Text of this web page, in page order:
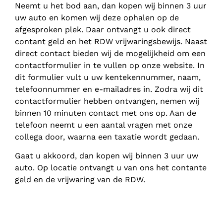
Neemt u het bod aan, dan kopen wij binnen 3 uur
uw auto en komen wij deze ophalen op de
afgesproken plek. Daar ontvangt u ook direct
contant geld en het RDW vrijwaringsbewijs. Naast
direct contact bieden wij de mogelijkheid om een
contactformulier in te vullen op onze website. In
dit formulier vult u uw kentekennummer, naam,
telefoonnummer en e-mailadres in. Zodra wij dit
contactformulier hebben ontvangen, nemen wij
binnen 10 minuten contact met ons op. Aan de
telefoon neemt u een aantal vragen met onze
collega door, waarna een taxatie wordt gedaan.
Gaat u akkoord, dan kopen wij binnen 3 uur uw
auto. Op locatie ontvangt u van ons het contante
geld en de vrijwaring van de RDW.